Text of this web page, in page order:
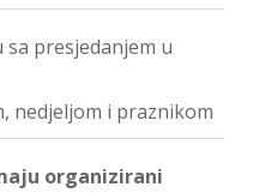
sa presjedanjem u
nedjeljom i praznikom
organizirani